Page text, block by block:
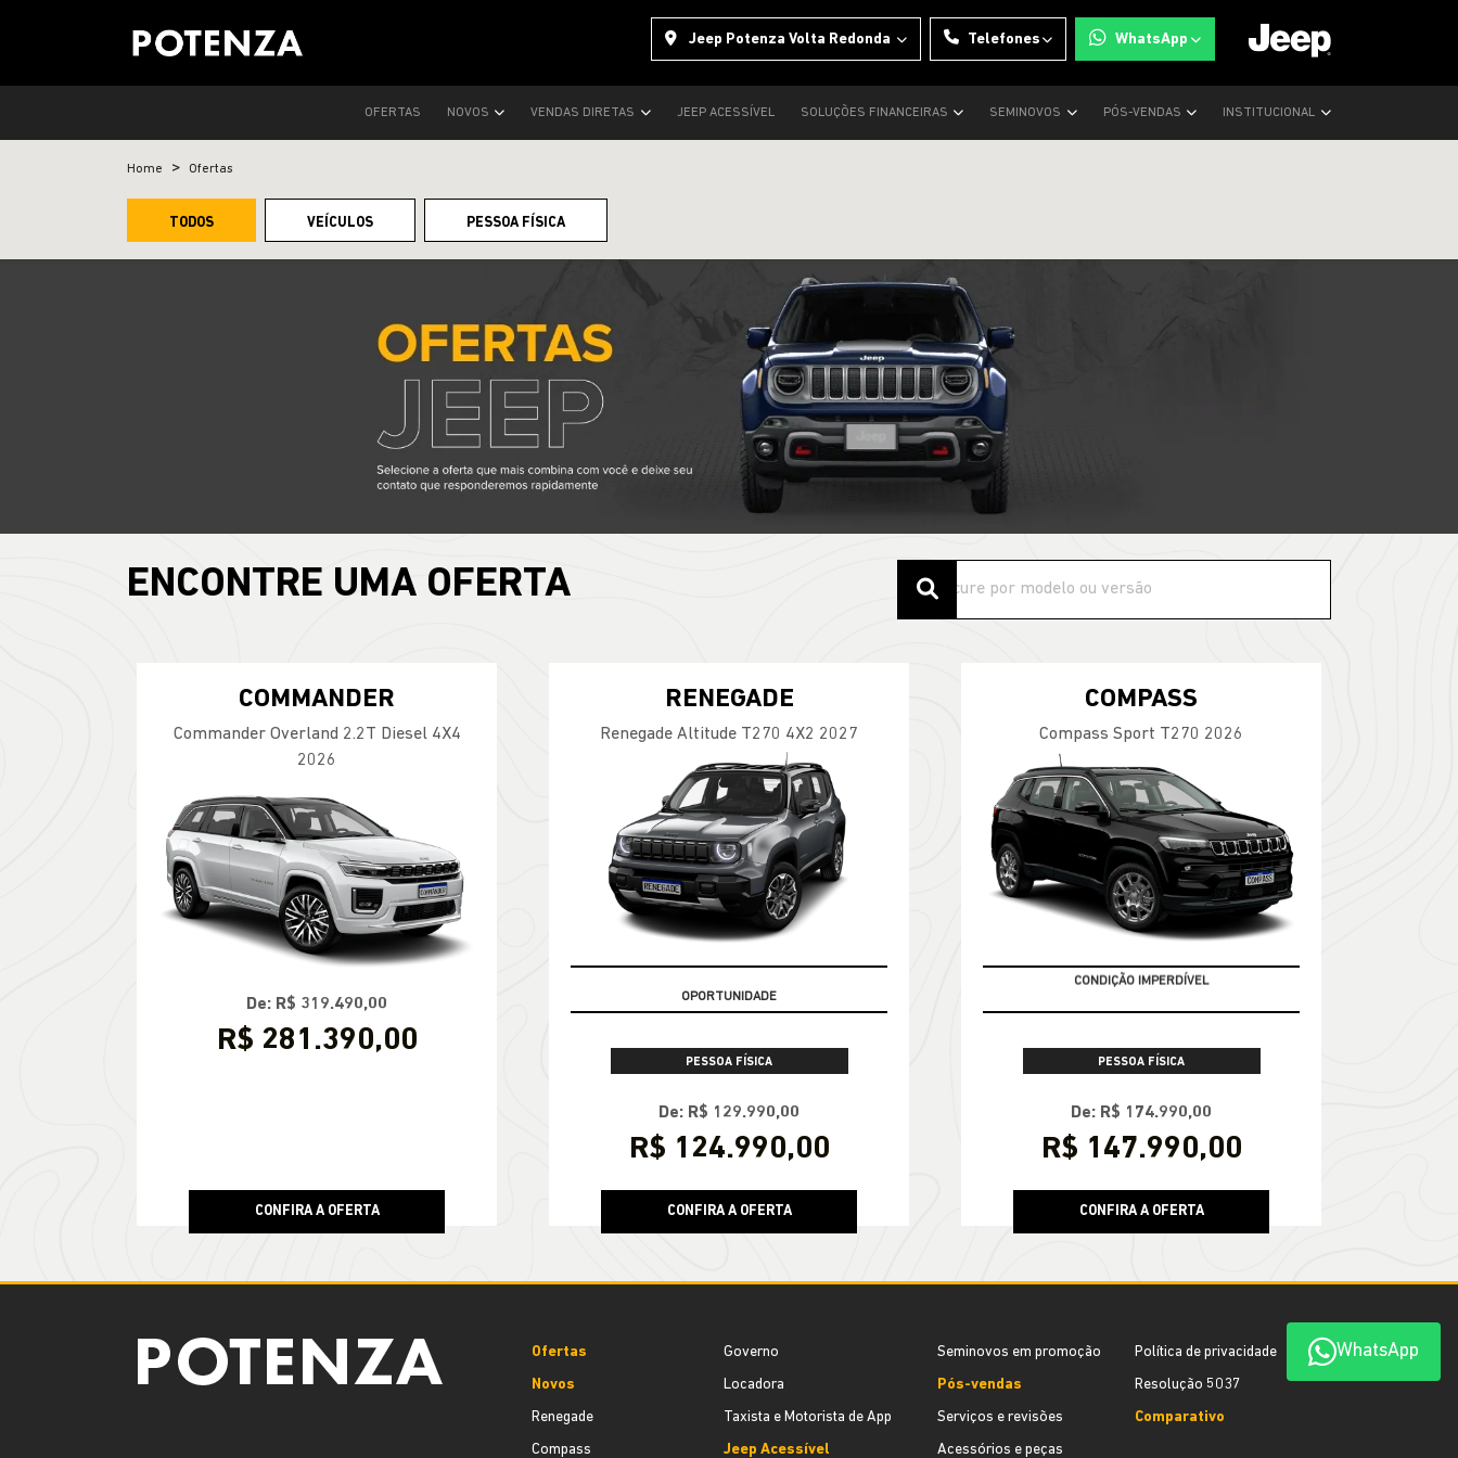
Jeep Potenza Volta Redonda Telefones WhatsApp
OFERTAS NOVOS VENDAS DIRETAS JEEP ACESSÍVEL SOLUÇÕES FINANCEIRAS SEMINOVOS PÓS-VENDAS INSTITUCIONAL
Home Ofertas
TODOS VEÍCULOS PESSOA FÍSICA
ENCONTRE UMA OFERTA
COMMANDER
Commander Overland 2.2T Diesel 4X4
2026
De: R$ 319.490,00
R$ 281.390,00
CONFIRA A OFERTA
RENEGADE
Renegade Altitude T270 4X2 2027
OPORTUNIDADE
PESSOA FÍSICA
De: R$ 129.990,00
R$ 124.990,00
CONFIRA A OFERTA
COMPASS
Compass Sport T270 2026
CONDIÇÃO IMPERDÍVEL
PESSOA FÍSICA
De: R$ 174.990,00
R$ 147.990,00
CONFIRA A OFERTA
WhatsApp
Ofertas
Novos
Renegade
Compass
Governo
Locadora
Taxista e Motorista de App
Jeep Acessível
Seminovos em promoção
Pós-vendas
Serviços e revisões
Acessórios e peças
Política de privacidade
Resolução 5037
Comparativo